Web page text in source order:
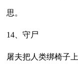
思。
14、守尸
屠夫把人类绑椅子